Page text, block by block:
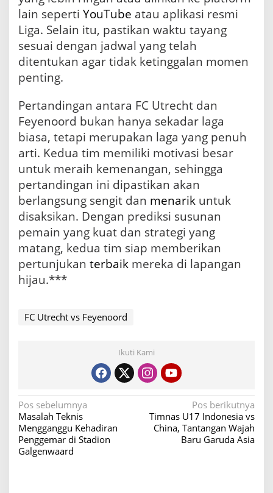
lain seperti YouTube atau aplikasi resmi
Liga. Selain itu, pastikan waktu tayang
sesuai dengan jadwal yang telah
ditentukan agar tidak ketinggalan momen
penting.
Pertandingan antara FC Utrecht dan
Feyenoord bukan hanya sekadar laga
biasa, tetapi merupakan laga yang penuh
arti. Kedua tim memiliki motivasi besar
untuk meraih kemenangan, sehingga
pertandingan ini dipastikan akan
berlangsung sengit dan menarik untuk
disaksikan. Dengan prediksi susunan
pemain yang kuat dan strategi yang
matang, kedua tim siap memberikan
pertunjukan terbaik mereka di lapangan
hijau.***
FC Utrecht vs Feyenoord
Ikuti Kami
N
a
v
i
Pos sebelumnya
Masalah Teknis
Mengganggu Kehadiran
Penggemar di Stadion
Galgenwaard
Pos berikutnya
Timnas U17 Indonesia vs
China, Tantangan Wajah
Baru Garuda Asia